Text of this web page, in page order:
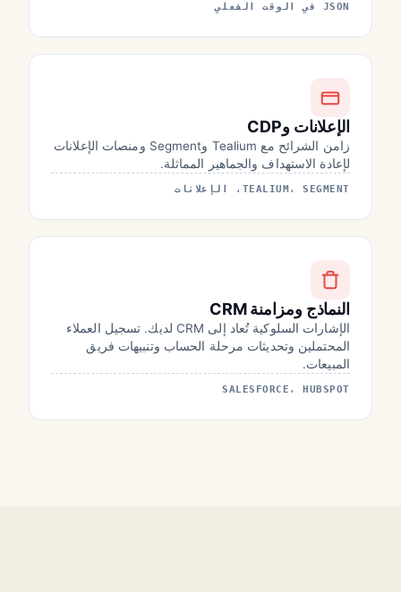
JSON في الوقت الفعلي
الإعلانات وCDP
زامن الشرائح مع Tealium وSegment ومنصات الإعلانات
لإعادة الاستهداف والجماهير المماثلة.
TEALIUM، SEGMENT، الإعلانات
النماذج ومزامنة CRM
الإشارات السلوكية تُعاد إلى CRM لديك. تسجيل العملاء
المحتملين وتحديثات مرحلة الحساب وتنبيهات فريق
المبيعات.
SALESFORCE، HUBSPOT